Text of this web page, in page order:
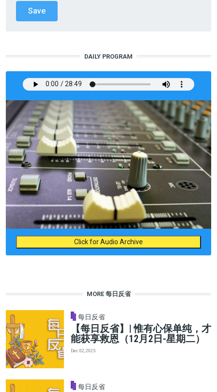
DAILY PROGRAM
Click for Audio Archive
MORE 每日反省
每日反省
【每日反省】| 惟有心保单纯，才
能获享救恩（12月2日-星期二）
Dec 02, 2025
每日反省